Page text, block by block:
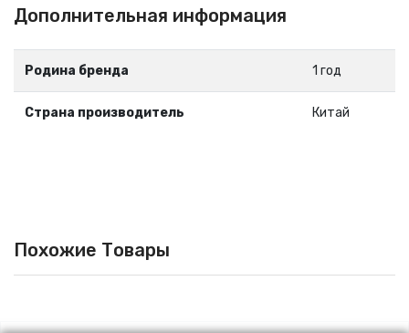
Дополнительная информация
Родина бренда 1 год
Страна производитель Китай
Похожие Товары